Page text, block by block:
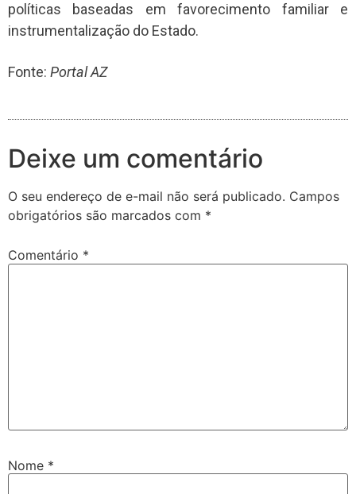
políticas baseadas em favorecimento familiar e
instrumentalização do Estado.
Fonte: Portal AZ
Deixe um comentário
O seu endereço de e-mail não será publicado. Campos
obrigatórios são marcados com *
Comentário *
Nome *